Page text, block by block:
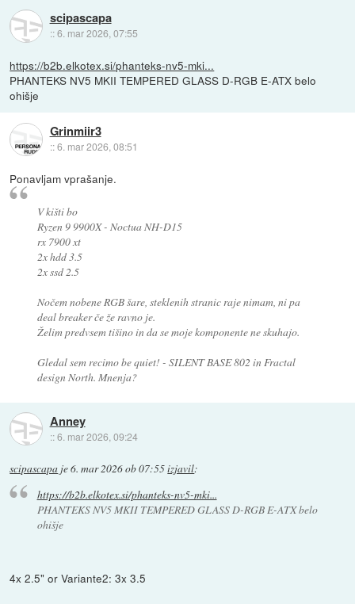
scipascapa
::6. mar 2026, 07:55
https://b2b.elkotex.si/phanteks-nv5-mki...
PHANTEKS NV5 MKII TEMPERED GLASS D-RGB E-ATX belo
ohišje
Grinmiir3
::6. mar 2026, 08:51
Ponavljam vprašanje.
V kišti bo
Ryzen 9 9900X - Noctua NH-D15
rx 7900 xt
2x hdd 3.5
2x ssd 2.5
Nočem nobene RGB šare, steklenih stranic raje nimam, ni pa
deal breaker če že ravno je.
Želim predvsem tišino in da se moje komponente ne skuhajo.
Gledal sem recimo be quiet! - SILENT BASE 802 in Fractal
design North. Mnenja?
Anney
::6. mar 2026, 09:24
scipascapa je6. mar 2026 ob 07:55izjavil:
https://b2b.elkotex.si/phanteks-nv5-mki...
PHANTEKS NV5 MKII TEMPERED GLASS D-RGB E-ATX belo
ohišje
4x 2.5" or Variante2: 3x 3.5